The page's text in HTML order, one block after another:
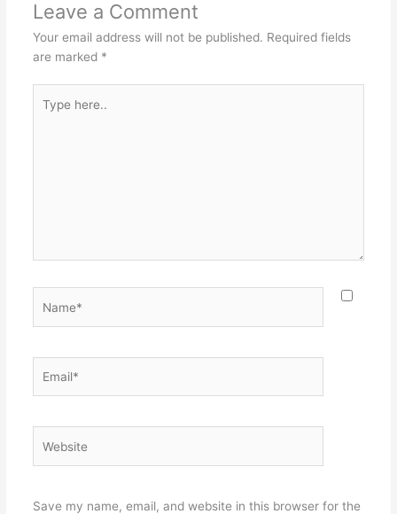
Leave a Comment
Your email address will not be published. Required fields
are marked *
here..
Save my name, email, and website in this browser for the